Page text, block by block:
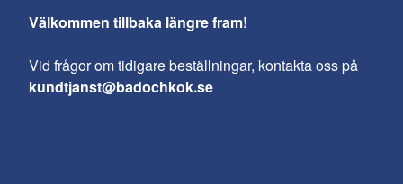
Välkommen tillbaka längre fram!
Vid frågor om tidigare beställningar, kontakta oss på
kundtjanst@badochkok.se